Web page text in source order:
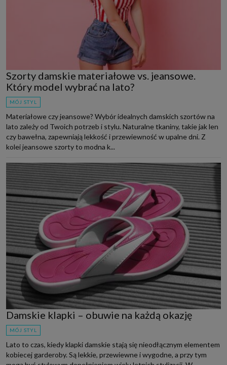
Szorty damskie materiałowe vs. jeansowe.
Który model wybrać na lato?
MÓJ STYL
Materiałowe czy jeansowe? Wybór idealnych damskich szortów na
lato zależy od Twoich potrzeb i stylu. Naturalne tkaniny, takie jak len
czy bawełna, zapewniają lekkość i przewiewność w upalne dni. Z
kolei jeansowe szorty to modna k...
Damskie klapki – obuwie na każdą okazję
MÓJ STYL
Lato to czas, kiedy klapki damskie stają się nieodłącznym elementem
kobiecej garderoby. Są lekkie, przewiewne i wygodne, a przy tym